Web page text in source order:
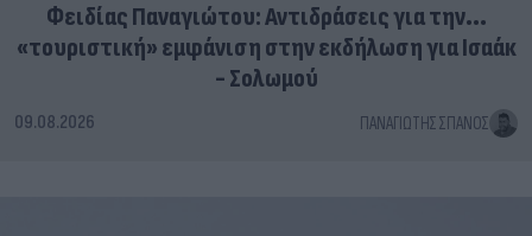
Φειδίας Παναγιώτου: Αντιδράσεις για την...
«τουριστική» εμφάνιση στην εκδήλωση για Ισαάκ
- Σολωμού
09.08.2026 ΠΑΝΑΓΙΏΤΗΣ ΣΠΑΝΌΣ